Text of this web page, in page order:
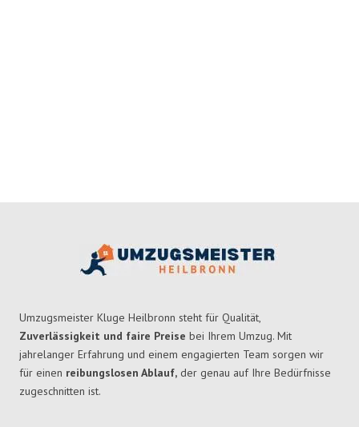
Umzugsmeister Kluge Heilbronn steht für Qualität,
Zuverlässigkeit und faire Preise bei Ihrem Umzug. Mit
jahrelanger Erfahrung und einem engagierten Team sorgen wir
für einen reibungslosen Ablauf, der genau auf Ihre Bedürfnisse
zugeschnitten ist.